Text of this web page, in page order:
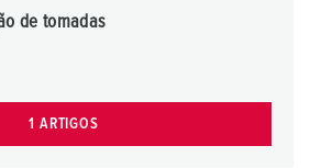
de tomadas
1 ARTIGOS